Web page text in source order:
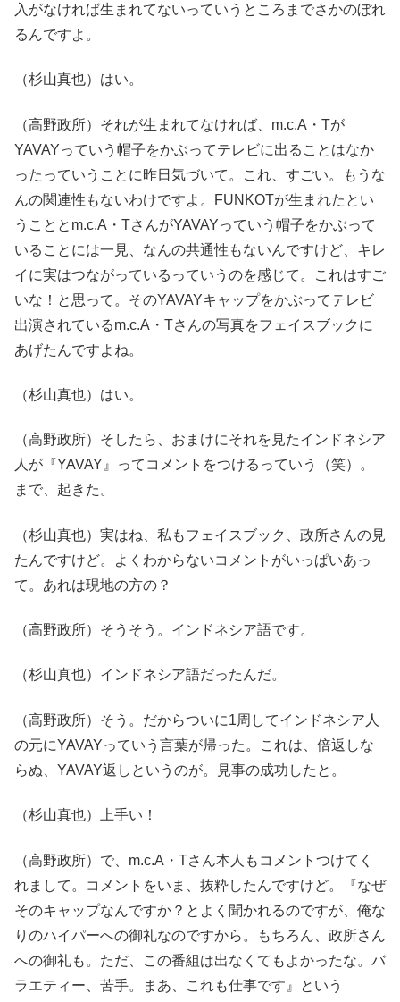
入がなければ生まれてないっていうところまでさかのぼれ
るんですよ。
（杉山真也）はい。
（高野政所）それが生まれてなければ、m.c.A・Tが
YAVAYっていう帽子をかぶってテレビに出ることはなか
ったっていうことに昨日気づいて。これ、すごい。もうな
んの関連性もないわけですよ。FUNKOTが生まれたとい
うこととm.c.A・TさんがYAVAYっていう帽子をかぶって
いることには一見、なんの共通性もないんですけど、キレ
イに実はつながっているっていうのを感じて。これはすご
いな！と思って。そのYAVAYキャップをかぶってテレビ
出演されているm.c.A・Tさんの写真をフェイスブックに
あげたんですよね。
（杉山真也）はい。
（高野政所）そしたら、おまけにそれを見たインドネシア
人が『YAVAY』ってコメントをつけるっていう（笑）。
まで、起きた。
（杉山真也）実はね、私もフェイスブック、政所さんの見
たんですけど。よくわからないコメントがいっぱいあっ
て。あれは現地の方の？
（高野政所）そうそう。インドネシア語です。
（杉山真也）インドネシア語だったんだ。
（高野政所）そう。だからついに1周してインドネシア人
の元にYAVAYっていう言葉が帰った。これは、倍返しな
らぬ、YAVAY返しというのが。見事の成功したと。
（杉山真也）上手い！
（高野政所）で、m.c.A・Tさん本人もコメントつけてく
れまして。コメントをいま、抜粋したんですけど。『なぜ
そのキャップなんですか？とよく聞かれるのですが、俺な
りのハイパーへの御礼なのですから。もちろん、政所さん
への御礼も。ただ、この番組は出なくてもよかったな。バ
ラエティー、苦手。まあ、これも仕事です』という